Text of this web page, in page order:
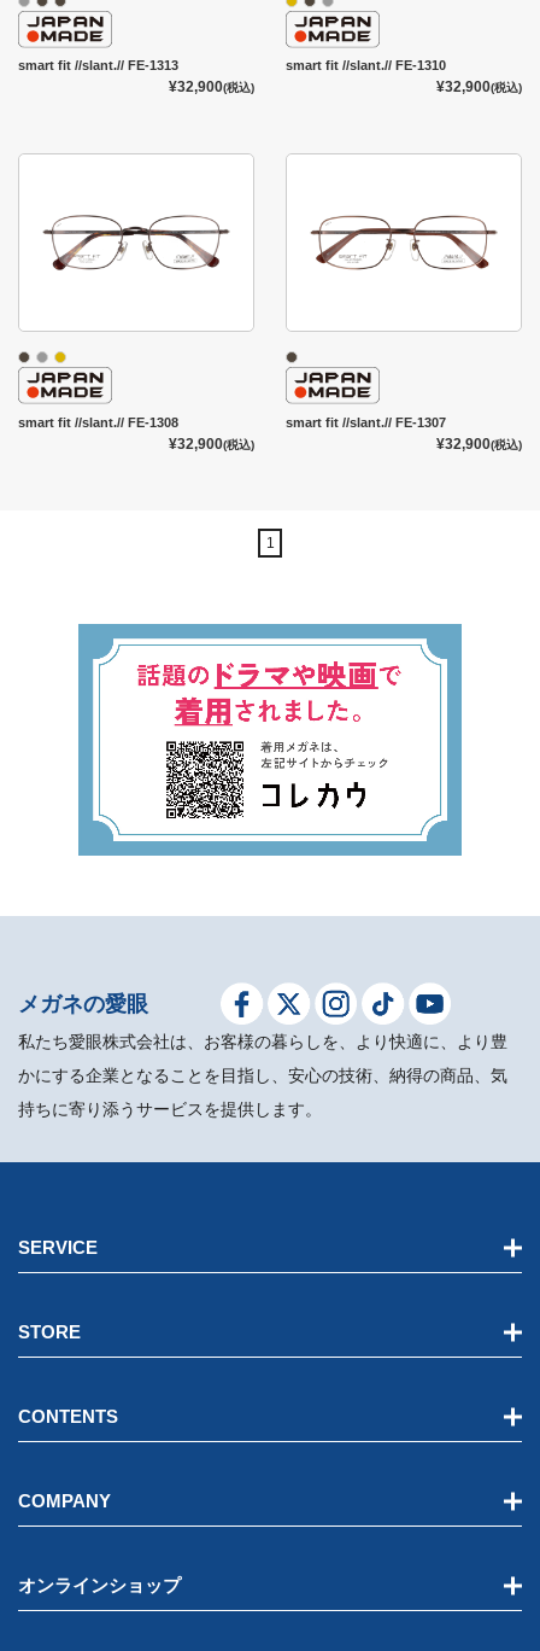
smart fit //slant.// FE-1313
¥32,900(税込)
smart fit //slant.// FE-1310
¥32,900(税込)
smart fit //slant.// FE-1308
¥32,900(税込)
smart fit //slant.// FE-1307
¥32,900(税込)
1
メガネの愛眼
私たち愛眼株式会社は、お客様の暮らしを、より快適に、より豊
かにする企業となることを目指し、安心の技術、納得の商品、気
持ちに寄り添うサービスを提供します。
SERVICE
STORE
CONTENTS
COMPANY
オンラインショップ